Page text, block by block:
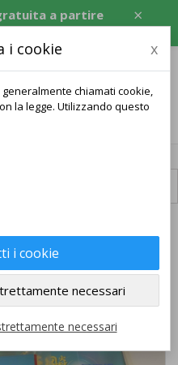
×
a partire
EUR, PLN, RON.
i cookie x
chiamati cookie,
la legge. Utilizzando questo
i cookie
necessari
necessari